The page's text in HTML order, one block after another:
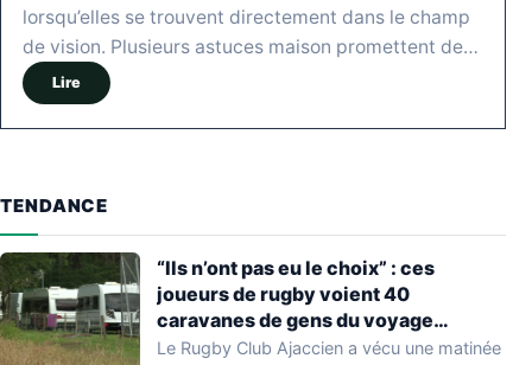
lorsqu’elles se trouvent directement dans le champ
de vision. Plusieurs astuces maison promettent de…
Lire
TENDANCE
“Ils n’ont pas eu le choix” : ces
joueurs de rugby voient 40
caravanes de gens du voyage
s’installer dans leur stade, ils les
Le Rugby Club Ajaccien a vécu une matinée